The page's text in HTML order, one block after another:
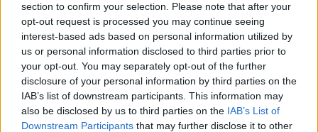
section to confirm your selection. Please note that after your
opt-out request is processed you may continue seeing
interest-based ads based on personal information utilized by
us or personal information disclosed to third parties prior to
your opt-out. You may separately opt-out of the further
disclosure of your personal information by third parties on the
IAB’s list of downstream participants. This information may
also be disclosed by us to third parties on the IAB’s List of
Downstream Participants that may further disclose it to other
Commenti
Nessun commento presente